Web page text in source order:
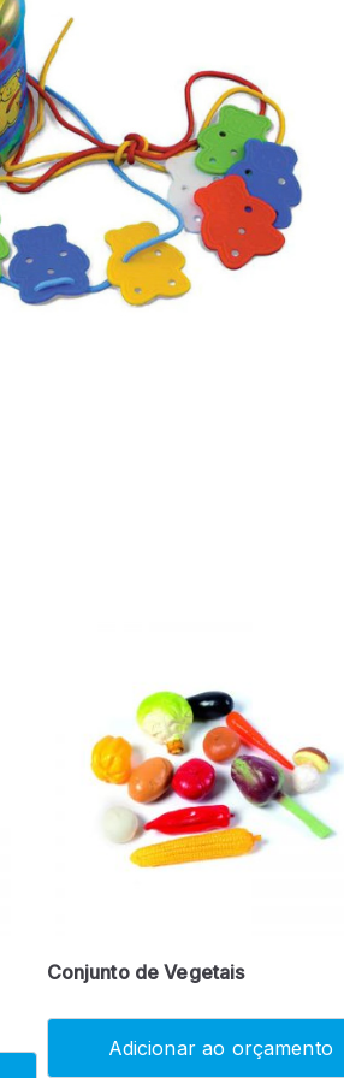
Conjunto de Vegetais
Adicionar ao orçamento